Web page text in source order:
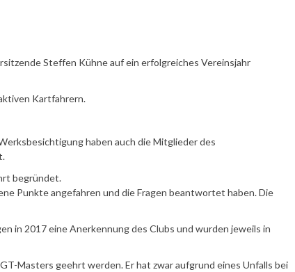
Steffen Kühne auf ein erfolgreiches Vereinsjahr
Kartfahrern.
haben auch die Mitglieder des
begründet.
Punkte angefahren und die Fragen beantwortet haben. Die
in 2017 eine Anerkennung des Clubs und wurden jeweils in
Masters geehrt werden. Er hat zwar aufgrund eines Unfalls bei